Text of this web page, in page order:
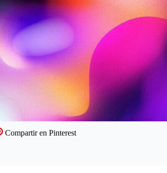
Compartir en Pinterest